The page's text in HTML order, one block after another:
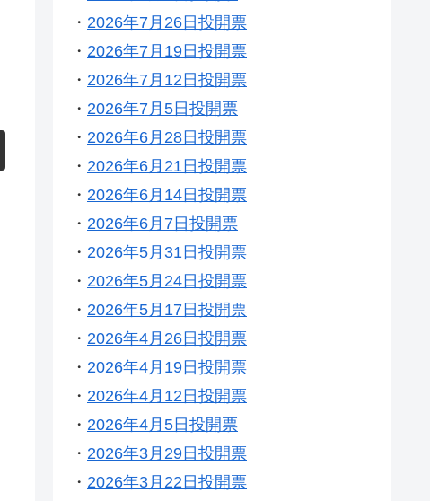
・ 2026年7月26日投開票
・ 2026年7月19日投開票
・ 2026年7月12日投開票
・ 2026年7月5日投開票
・ 2026年6月28日投開票
・ 2026年6月21日投開票
・ 2026年6月14日投開票
・ 2026年6月7日投開票
・ 2026年5月31日投開票
・ 2026年5月24日投開票
・ 2026年5月17日投開票
・ 2026年4月26日投開票
・ 2026年4月19日投開票
・ 2026年4月12日投開票
・ 2026年4月5日投開票
・ 2026年3月29日投開票
・ 2026年3月22日投開票